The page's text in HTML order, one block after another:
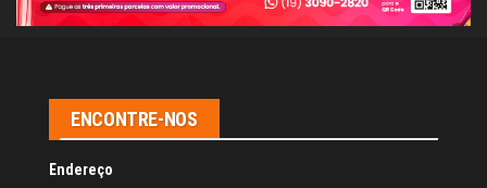
ENCONTRE-NOS
Endereço